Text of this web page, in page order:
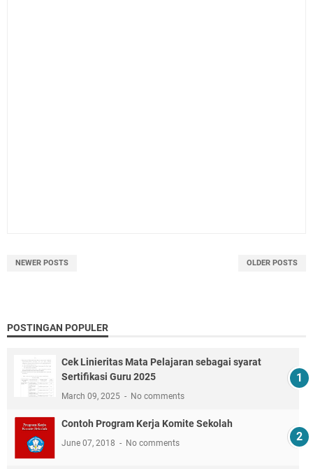
NEWER POSTS OLDER POSTS
POSTINGAN POPULER
Cek Linieritas Mata Pelajaran sebagai syarat
Sertifikasi Guru 2025
March 09, 2025 No comments
Contoh Program Kerja Komite Sekolah
June 07, 2018 No comments